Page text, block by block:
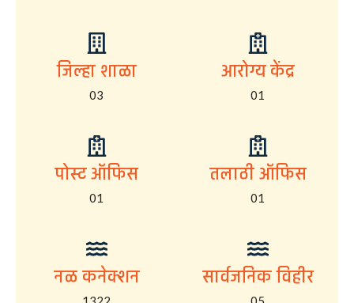
जिल्हा शाळा
03
आरोग्य केंद्र
01
पोस्ट ऑफिस
01
तलाठी ऑफिस
01
नळ कनेक्शन सार्वजनिक विहीर